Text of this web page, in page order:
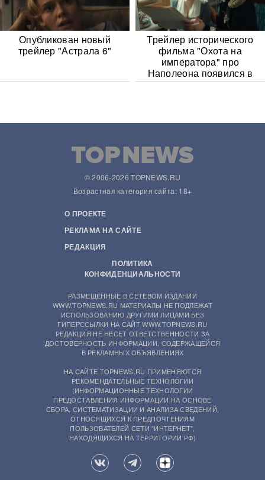
Опубликован новый
трейлер "Астрала 6"
Трейлер исторического
фильма "Охота на
императора" про
Наполеона появился в
Сети
© 2006-2026 TOPNEWS.RU
Возрастная категория сайта: 18+
О ПРОЕКТЕ
РЕКЛАМА НА САЙТЕ
РЕДАКЦИЯ
ПОЛИТИКА
КОНФИДЕНЦИАЛЬНОСТИ
РАЗМЕЩЕННЫЕ В СЕТЕВОМ ИЗДАНИИ
WWW.TOPNEWS.RU МАТЕРИАЛЫ НЕ ПОДЛЕЖАТ
ИСПОЛЬЗОВАНИЮ ДРУГИМИ ЛИЦАМИ БЕЗ
ГИПЕРССЫЛКИ НА САЙТ WWW.TOPNEWS.RU
РЕДАКЦИЯ НЕ НЕСЕТ ОТВЕТСТВЕННОСТИ ЗА
ДОСТОВЕРНОСТЬ ИНФОРМАЦИИ, СОДЕРЖАЩЕЙСЯ
В РЕКЛАМНЫХ ОБЪЯВЛЕНИЯХ
НА САЙТЕ TOPNEWS.RU ПРИМЕНЯЮТСЯ
РЕКОМЕНДАТЕЛЬНЫЕ ТЕХНОЛОГИИ
(ИНФОРМАЦИОННЫЕ ТЕХНОЛОГИИ
ПРЕДОСТАВЛЕНИЯ ИНФОРМАЦИИ НА ОСНОВЕ
СБОРА, СИСТЕМАТИЗАЦИИ И АНАЛИЗА СВЕДЕНИЙ,
ОТНОСЯЩИХСЯ К ПРЕДПОЧТЕНИЯМ
ПОЛЬЗОВАТЕЛЕЙ СЕТИ "ИНТЕРНЕТ",
НАХОДЯЩИХСЯ НА ТЕРРИТОРИИ РФ)